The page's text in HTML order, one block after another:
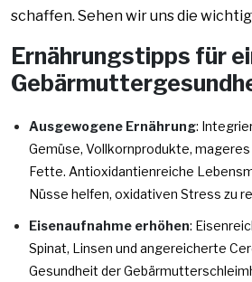
schaffen. Sehen wir uns die
Ernährungstipps für
Ausgewogene Ernährung:
Gemüse, Vollkornprodukte,
Fette. Antioxidantienreiche
Nüsse helfen, oxidativen Stress zu
Eisenaufnahme erhöhen:
Spinat, Linsen und angereicherte
Gesundheit der